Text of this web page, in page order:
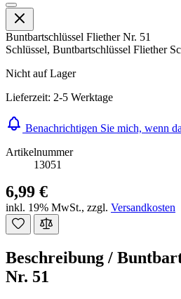
Buntbartschlüssel Fliether Nr. 51
Schlüssel, Buntbartschlüssel Fliether
Nicht auf Lager
Lieferzeit: 2-5 Werktage
Benachrichtigen Sie mich, wenn
Artikelnummer
13051
6,99 €
inkl. 19% MwSt., zzgl. Versandkosten
Beschreibung /
Nr. 51